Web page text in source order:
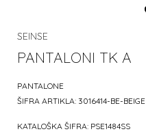
SEINSE
PANTALONI TK A
PANTALONE
ŠIFRA ARTIKLA: 3016414-BE-BEIGE
KATALOŠKA ŠIFRA: PSE1484SS